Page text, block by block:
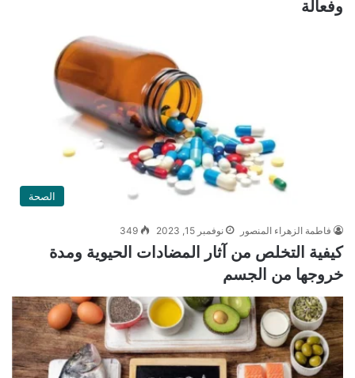
وفعالة
الصحة
فاطمة الزهراء المنصور نوفمبر 15, 2023 349
كيفية التخلص من آثار المضادات الحيوية ومدة
خروجها من الجسم